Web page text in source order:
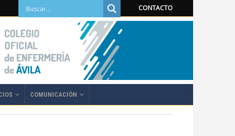
CONTACTO
COMUNICACIÓN